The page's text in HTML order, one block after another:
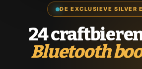
DE EXCLUSIEVE SILVER
24
Bluetooth